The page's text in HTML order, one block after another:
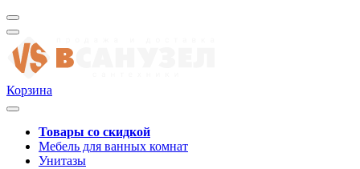
Корзина
Товары со скидкой
Мебель для ванных комнат
Унитазы